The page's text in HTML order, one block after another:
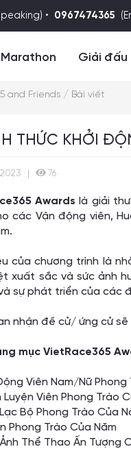
• 0967474365
Giải đấu
and Friends / Bài viết
THỨC KHỞI
| 76
Awards là giải
các Vận động viên,
của chương trình là
xuất sắc và sức ảnh
sự phát triển của các
nhận đề cử/ ứng cử
mục VietRace365
Viên Nam/Nữ Phong
Luyện Viên Phong Trào
Bộ Phong Trào Của
Phong Trào Của Năm
Thể Thao Ấn Tượng